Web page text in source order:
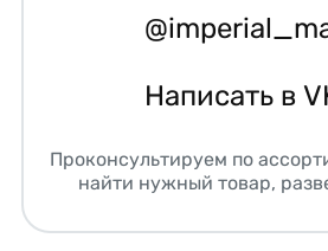
Написать в
Проконсультируем по
найти нужный товар,